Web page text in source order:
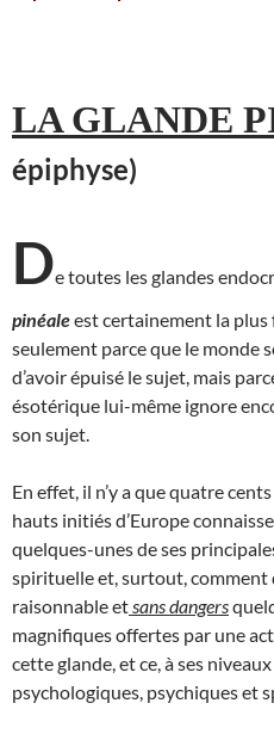
LA GLANDE
épiphyse)
De toutes les glandes
pinéaleest certainement la
seulement parce que le monde
d’avoir épuisé le sujet, mais
ésotérique lui-même ignore
son sujet.
En effet, il n’y a que quatre
hauts initiés d’Europe
quelques-unes de ses
spirituelle et, surtout, comment
raisonnable et sans dangers
magnifiques offertes par une
cette glande, et ce, à ses
psychologiques, psychiques et